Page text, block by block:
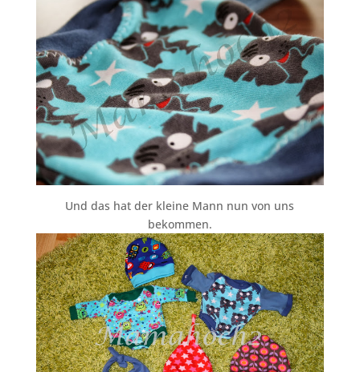
Und das hat der kleine Mann nun von uns
bekommen.